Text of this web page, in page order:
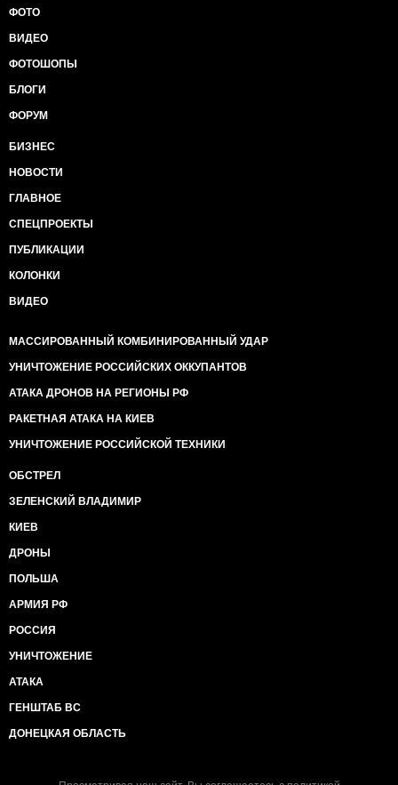
ФОТО
ВИДЕО
ФОТОШОПЫ
БЛОГИ
ФОРУМ
БИЗНЕС
НОВОСТИ
ГЛАВНОЕ
СПЕЦПРОЕКТЫ
ПУБЛИКАЦИИ
КОЛОНКИ
ВИДЕО
МАССИРОВАННЫЙ КОМБИНИРОВАННЫЙ УДАР
УНИЧТОЖЕНИЕ РОССИЙСКИХ ОККУПАНТОВ
АТАКА ДРОНОВ НА РЕГИОНЫ РФ
РАКЕТНАЯ АТАКА НА КИЕВ
УНИЧТОЖЕНИЕ РОССИЙСКОЙ ТЕХНИКИ
ОБСТРЕЛ
ЗЕЛЕНСКИЙ ВЛАДИМИР
КИЕВ
ДРОНЫ
ПОЛЬША
АРМИЯ РФ
РОССИЯ
УНИЧТОЖЕНИЕ
АТАКА
ГЕНШТАБ ВС
ДОНЕЦКАЯ ОБЛАСТЬ